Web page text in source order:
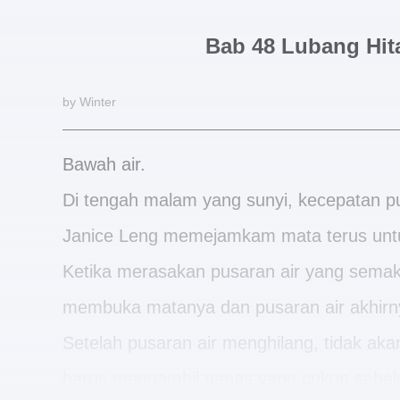
Bab 48 Lubang
by Winter
Bawah air.
Di tengah malam yang sunyi, kecepatan
Janice Leng memejamkam mata terus
Ketika merasakan pusaran air yang
membuka matanya dan pusaran air